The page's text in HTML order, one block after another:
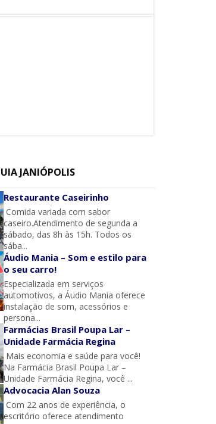
JANIÓPOLIS
Restaurante Caseirinho
Comida variada com sabor
caseiro.Atendimento de segunda a
sábado, das 8h às 15h. Todos os
sába...
Áudio Mania – Som e estilo para
o seu carro!
Especializada em serviços
automotivos, a Áudio Mania oferece
instalação de som, acessórios e
persona...
Farmácias Brasil Poupa Lar –
Unidade Farmácia Regina
Mais economia e saúde para você!
Na Farmácia Brasil Poupa Lar –
Unidade Farmácia Regina, você ...
Advocacia Alan Souza
Com 22 anos de experiência, o
escritório oferece atendimento